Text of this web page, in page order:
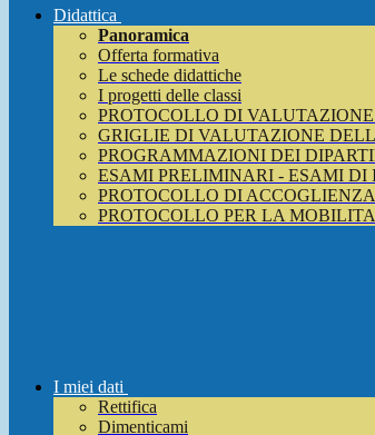
Didattica
Panoramica
Offerta formativa
Le schede didattiche
I progetti delle classi
PROTOCOLLO DI
GRIGLIE DI VALUTAZIONE
PROGRAMMAZIONI DEI
ESAMI PRELIMINARI - ESAMI DI
PROTOCOLLO DI
PROTOCOLLO PER LA
I miei dati
Rettifica
Dimenticami